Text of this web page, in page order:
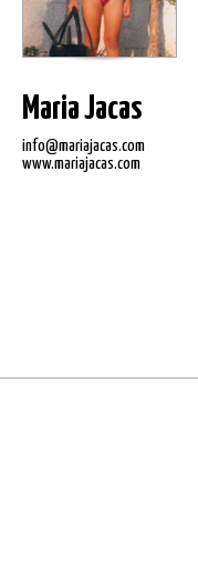
Maria Jacas
info@mariajacas.com
www.mariajacas.com